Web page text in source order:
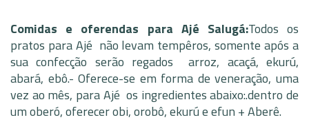
Comidas e oferendas para Ajé Salugá:Todos os
pratos para Ajé não levam tempêros, somente após a
sua confecção serão regados arroz, acaçá, ekurú,
abará, ebô.- Oferece-se em forma de veneração, uma
vez ao mês, para Ajé os ingredientes abaixo:.dentro de
um oberó, oferecer obi, orobô, ekurú e efun + Aberê.